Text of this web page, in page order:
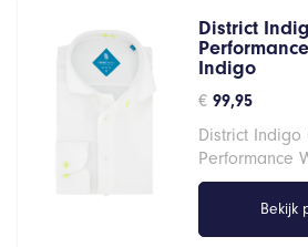
District
Indigo
€ 99,95
District Indigo
Performance
Bekijk